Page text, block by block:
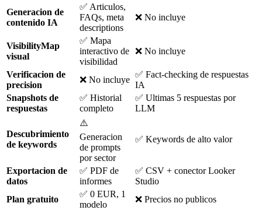
Generacion de
contenido IA
✅ Articulos,
FAQs, meta
descriptions
❌ No incluye
VisibilityMap
visual
✅ Mapa
interactivo de
visibilidad
❌ No incluye
Verificacion de
precision
❌ No incluye
✅ Fact-checking de respuestas
IA
Snapshots de
respuestas
✅ Historial
completo
✅ Ultimas 5 respuestas por
LLM
Descubrimiento
de keywords
⚠️
Generacion
de prompts
por sector
✅ Keywords de alto valor
Exportacion de
datos
✅ PDF de
informes
✅ CSV + conector Looker
Studio
Plan gratuito
✅ 0 EUR, 1
modelo
❌ Precios no publicos